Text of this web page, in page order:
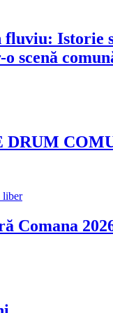
fluviu: Istorie
scenă
liber
Comana